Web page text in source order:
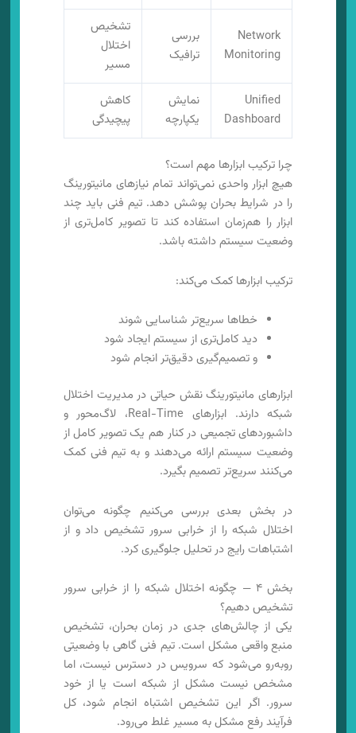
Network
Monitoring
بررسی
ترافیک
تشخیص
اختلال
مسیر
Unified
Dashboard
نمایش
یکپارچه
کاهش
پیچیدگی
چرا ترکیب ابزارها مهم است؟
هیچ ابزار واحدی نمی‌تواند تمام نیازهای مانیتورینگ
را در شرایط بحران پوشش دهد. تیم فنی باید چند
ابزار را هم‌زمان استفاده کند تا تصویر کامل‌تری از
وضعیت سیستم داشته باشد.
ترکیب ابزارها کمک می‌کند:
خطاها سریع‌تر شناسایی شوند
دید کامل‌تری از سیستم ایجاد شود
و تصمیم‌گیری دقیق‌تر انجام شود
ابزارهای مانیتورینگ نقش حیاتی در مدیریت اختلال
شبکه دارند. ابزارهای Real-Time، لاگ‌محور و
داشبوردهای تجمیعی در کنار هم یک تصویر کامل از
وضعیت سیستم ارائه می‌دهند و به تیم فنی کمک
می‌کنند سریع‌تر تصمیم بگیرد.
در بخش بعدی بررسی می‌کنیم چگونه می‌توان
اختلال شبکه را از خرابی سرور تشخیص داد و از
اشتباهات رایج در تحلیل جلوگیری کرد.
بخش ۴ — چگونه اختلال شبکه را از خرابی سرور
تشخیص دهیم؟
یکی از چالش‌های جدی در زمان بحران، تشخیص
منبع واقعی مشکل است. تیم فنی گاهی با وضعیتی
روبه‌رو می‌شود که سرویس در دسترس نیست، اما
مشخص نیست مشکل از شبکه است یا از خود
سرور. اگر این تشخیص اشتباه انجام شود، کل
فرآیند رفع مشکل به مسیر غلط می‌رود.